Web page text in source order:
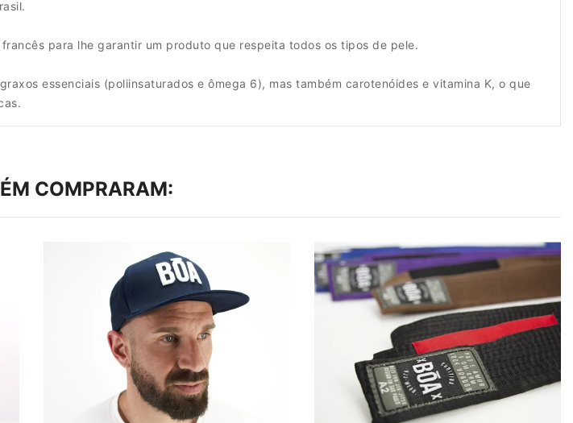
para lhe garantir um produto que respeita todos os tipos de pele.
essenciais (poliinsaturados e ômega 6), mas também carotenóides e vitamina K, o que
COMPRARAM: